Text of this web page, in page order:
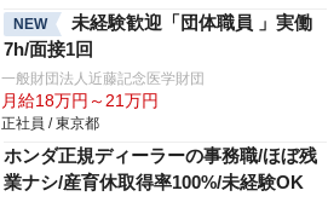
NEW
未経験歓迎「団体職員 」実働
7h/面接1回
一般財団法人近藤記念医学財団
月給18万円～21万円
正社員 / 東京都
ホンダ正規ディーラーの事務職/ほぼ残
業ナシ/産育休取得率100%/未経験OK